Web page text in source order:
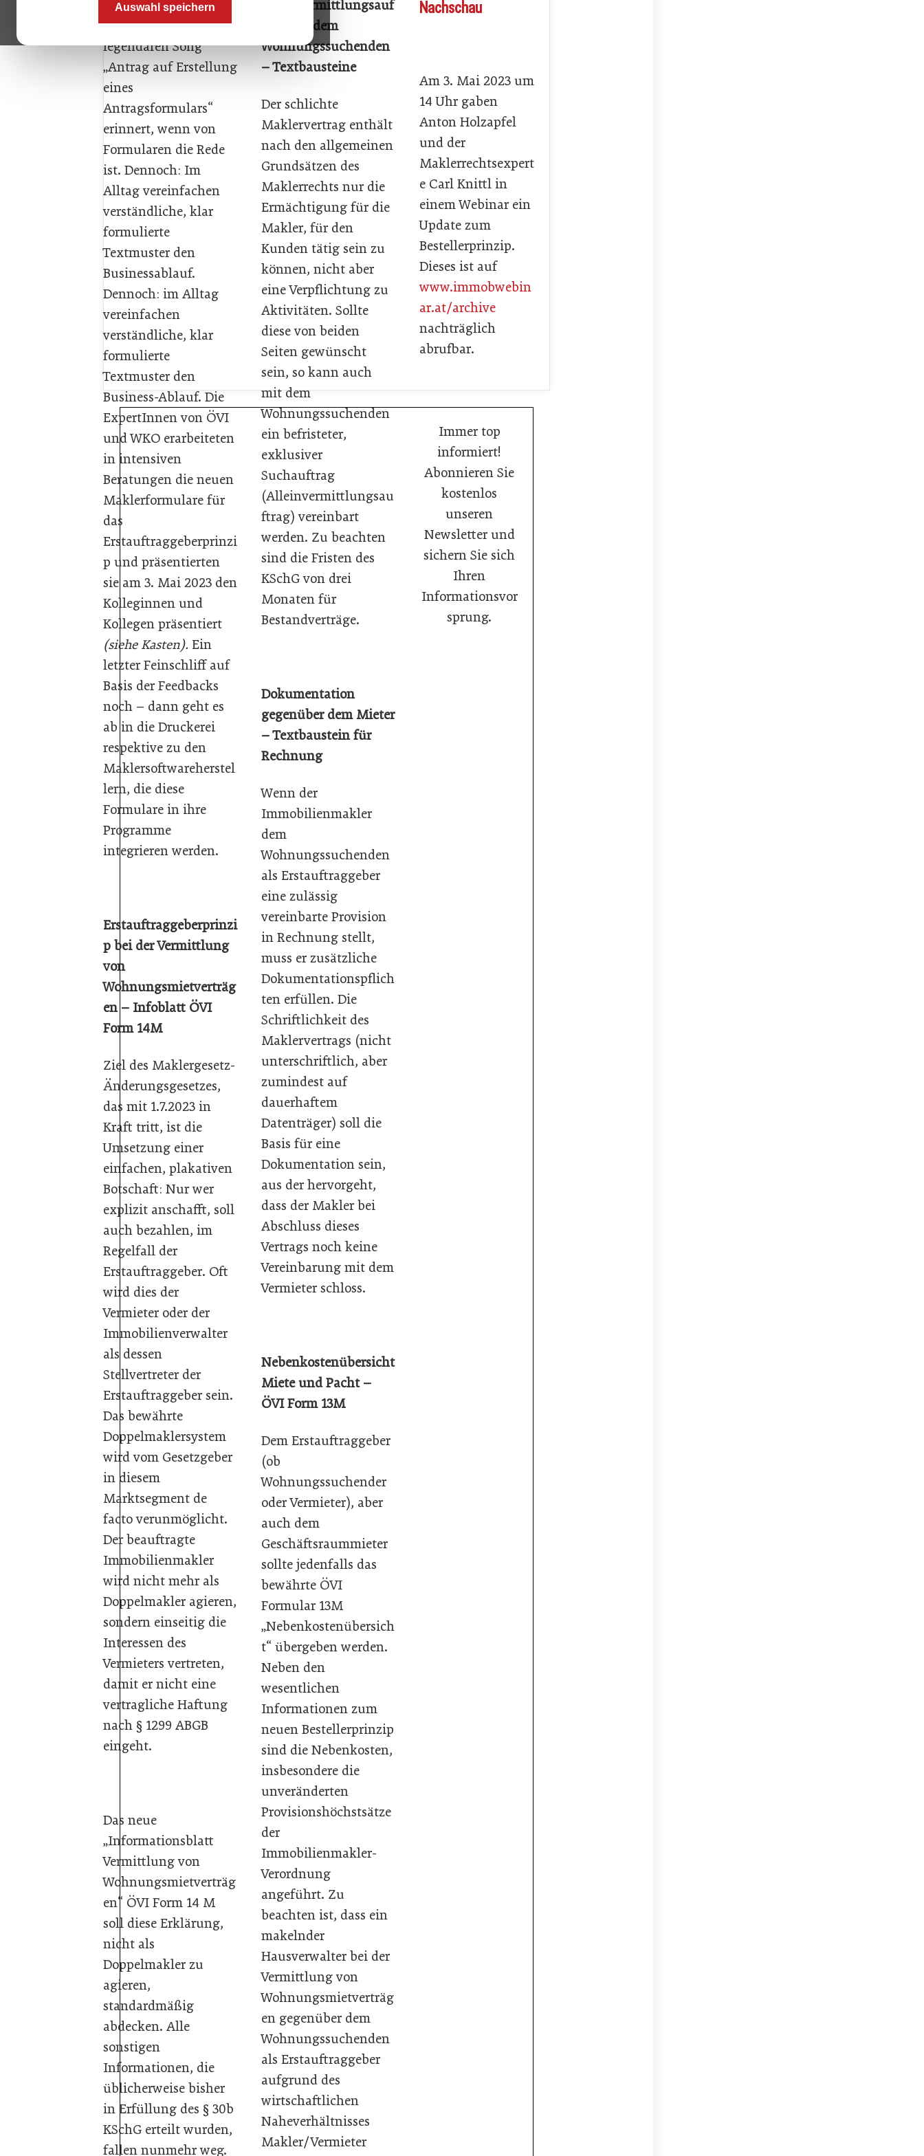
Auswahl speichern
Wer fühlt sich nicht
an Reinhard Meys
legendären Song
„Antrag auf Erstellung
eines
Antragsformulars“
erinnert, wenn von
Formularen die Rede
ist. Dennoch: Im
Alltag vereinfachen
verständliche, klar
formulierte
Textmuster den
Businessablauf.
Dennoch: im Alltag
vereinfachen
verständliche, klar
formulierte
Textmuster den
Business-Ablauf. Die
ExpertInnen von ÖVI
und WKO erarbeiteten
in intensiven
Beratungen die neuen
Maklerformulare für
das
Erstauftraggeberprinzi
p und präsentierten
sie am 3. Mai 2023 den
Kolleginnen und
Kollegen präsentiert
(siehe Kasten). Ein
letzter Feinschliff auf
Basis der Feedbacks
noch – dann geht es
ab in die Druckerei
respektive zu den
Maklersoftwareherstel
lern, die diese
Formulare in ihre
Programme
integrieren werden.
Erstauftraggeberprinzi
p bei der Vermittlung
von
Wohnungsmietverträg
en – Infoblatt ÖVI
Form 14M
Ziel des Maklergesetz-
Änderungsgesetzes,
das mit 1.7.2023 in
Kraft tritt, ist die
Umsetzung einer
einfachen, plakativen
Botschaft: Nur wer
explizit anschafft, soll
auch bezahlen, im
Regelfall der
Erstauftraggeber. Oft
wird dies der
Vermieter oder der
Immobilienverwalter
als dessen
Stellvertreter der
Erstauftraggeber sein.
Das bewährte
Doppelmaklersystem
wird vom Gesetzgeber
in diesem
Marktsegment de
facto verunmöglicht.
Der beauftragte
Immobilienmakler
wird nicht mehr als
Doppelmakler agieren,
sondern einseitig die
Interessen des
Vermieters vertreten,
damit er nicht eine
vertragliche Haftung
nach § 1299 ABGB
eingeht.
Das neue
„Informationsblatt
Vermittlung von
Wohnungsmietverträg
en“ ÖVI Form 14 M
soll diese Erklärung,
nicht als
Doppelmakler zu
agieren,
standardmäßig
abdecken. Alle
sonstigen
Informationen, die
üblicherweise bisher
in Erfüllung des § 30b
KSchG erteilt wurden,
fallen nunmehr weg.
Alleinvermittlungsauf
trag mit dem
Wohnungssuchenden
– Textbausteine
Der schlichte
Maklervertrag enthält
nach den allgemeinen
Grundsätzen des
Maklerrechts nur die
Ermächtigung für die
Makler, für den
Kunden tätig sein zu
können, nicht aber
eine Verpflichtung zu
Aktivitäten. Sollte
diese von beiden
Seiten gewünscht
sein, so kann auch
mit dem
Wohnungssuchenden
ein befristeter,
exklusiver
Suchauftrag
(Alleinvermittlungsau
ftrag) vereinbart
werden. Zu beachten
sind die Fristen des
KSchG von drei
Monaten für
Bestandverträge.
Dokumentation
gegenüber dem Mieter
– Textbaustein für
Rechnung
Wenn der
Immobilienmakler
dem
Wohnungssuchenden
als Erstauftraggeber
eine zulässig
vereinbarte Provision
in Rechnung stellt,
muss er zusätzliche
Dokumentationspflich
ten erfüllen. Die
Schriftlichkeit des
Maklervertrags (nicht
unterschriftlich, aber
zumindest auf
dauerhaftem
Datenträger) soll die
Basis für eine
Dokumentation sein,
aus der hervorgeht,
dass der Makler bei
Abschluss dieses
Vertrags noch keine
Vereinbarung mit dem
Vermieter schloss.
Nebenkostenübersicht
Miete und Pacht –
ÖVI Form 13M
Dem Erstauftraggeber
(ob
Wohnungssuchender
oder Vermieter), aber
auch dem
Geschäftsraummieter
sollte jedenfalls das
bewährte ÖVI
Formular 13M
„Nebenkostenübersich
t“ übergeben werden.
Neben den
wesentlichen
Informationen zum
neuen Bestellerprinzip
sind die Nebenkosten,
insbesondere die
unveränderten
Provisionshöchstsätze
der
Immobilienmakler-
Verordnung
angeführt. Zu
beachten ist, dass ein
makelnder
Hausverwalter bei der
Vermittlung von
Wohnungsmietverträg
en gegenüber dem
Wohnungssuchenden
als Erstauftraggeber
aufgrund des
wirtschaftlichen
Naheverhältnisses
Makler/Vermieter
Nachschau
Am 3. Mai 2023 um
14 Uhr gaben
Anton Holzapfel
und der
Maklerrechtsexpert
e Carl Knittl in
einem Webinar ein
Update zum
Bestellerprinzip.
Dieses ist auf
www.immobwebin
ar.at/archive
nachträglich
abrufbar.
Immer top
informiert!
Abonnieren Sie
kostenlos
unseren
Newsletter und
sichern Sie sich
Ihren
Informationsvor
sprung.